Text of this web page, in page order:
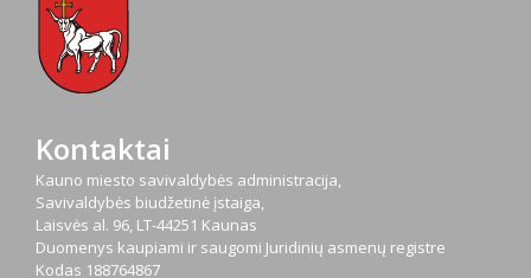
Kontaktai
Kauno miesto savivaldybės administracija,
Savivaldybės biudžetinė įstaiga,
Laisvės al. 96, LT-44251 Kaunas
Duomenys kaupiami ir saugomi Juridinių asmenų registre
Kodas 188764867